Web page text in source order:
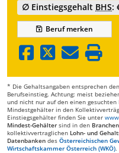
∅ Einstiegsgehalt BHS:
Berufmerken
* Die Gehaltsangaben entsprechen
Berufseinstieg. Achtung: meist
und nicht nur auf den einen
Mindestgehälter in den
Einstiegsgehälter finden Sie unter
Mindest-Gehälter sind in den
kollektivvertraglichen Lohn- und
Datenbanken des Österreichischen
Wirtschaftskammer Österreich (WKÖ).